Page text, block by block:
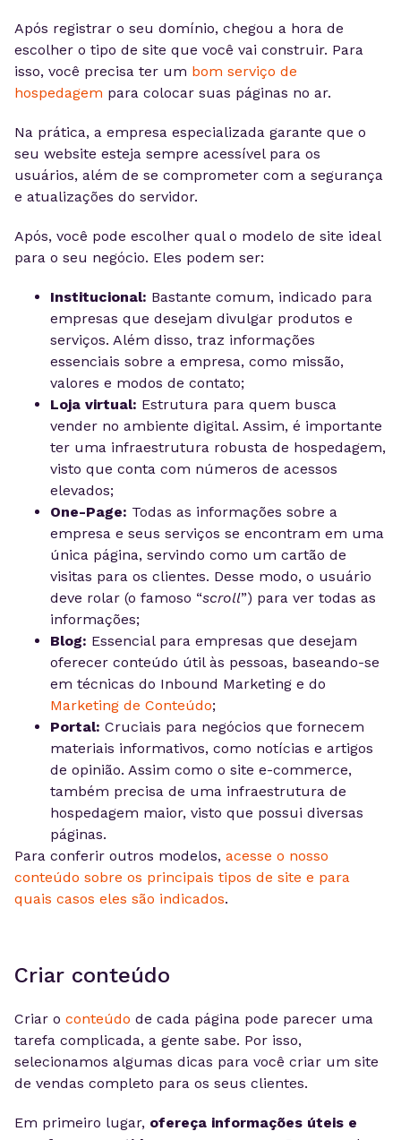
Após registrar o seu domínio, chegou a hora de
escolher o tipo de site que você vai construir. Para
isso, você precisa ter um bom serviço de
hospedagem para colocar suas páginas no ar.
Na prática, a empresa especializada garante que o
seu website esteja sempre acessível para os
usuários, além de se comprometer com a segurança
e atualizações do servidor.
Após, você pode escolher qual o modelo de site ideal
para o seu negócio. Eles podem ser:
Institucional: Bastante comum, indicado para
empresas que desejam divulgar produtos e
serviços. Além disso, traz informações
essenciais sobre a empresa, como missão,
valores e modos de contato;
Loja virtual: Estrutura para quem busca
vender no ambiente digital. Assim, é importante
ter uma infraestrutura robusta de hospedagem,
visto que conta com números de acessos
elevados;
One-Page: Todas as informações sobre a
empresa e seus serviços se encontram em uma
única página, servindo como um cartão de
visitas para os clientes. Desse modo, o usuário
deve rolar (o famoso “scroll”) para ver todas as
informações;
Blog: Essencial para empresas que desejam
oferecer conteúdo útil às pessoas, baseando-se
em técnicas do Inbound Marketing e do
Marketing de Conteúdo;
Portal: Cruciais para negócios que fornecem
materiais informativos, como notícias e artigos
de opinião. Assim como o site e-commerce,
também precisa de uma infraestrutura de
hospedagem maior, visto que possui diversas
páginas.
Para conferir outros modelos, acesse o nosso
conteúdo sobre os principais tipos de site e para
quais casos eles são indicados.
Criar conteúdo
Criar o conteúdo de cada página pode parecer uma
tarefa complicada, a gente sabe. Por isso,
selecionamos algumas dicas para você criar um site
de vendas completo para os seus clientes.
Em primeiro lugar, ofereça informações úteis e